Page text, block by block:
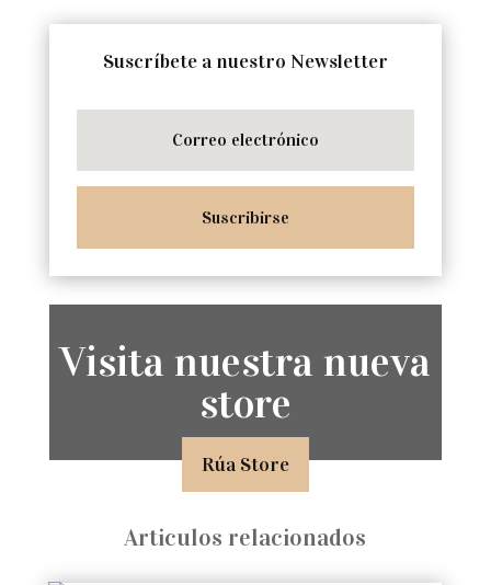
Suscríbete a nuestro Newsletter
Suscribirse
Visita nuestra nueva
store
Rúa Store
Articulos relacionados